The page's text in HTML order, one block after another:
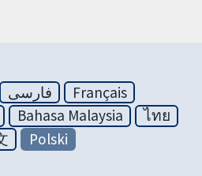
فارسی
Français
Bahasa Malaysia
ไทย
Polski